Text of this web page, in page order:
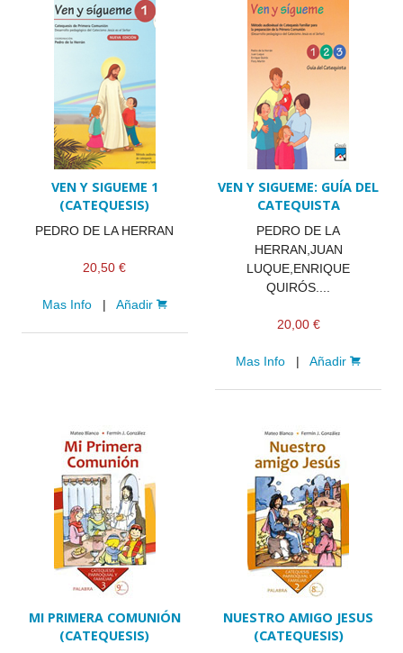
VEN Y SIGUEME 1
(CATEQUESIS)
PEDRO DE LA HERRAN
20,50 €
Mas Info| Añadir
VEN Y SIGUEME: GUÍA DEL
CATEQUISTA
PEDRO DE LA
HERRAN,JUAN
LUQUE,ENRIQUE
QUIRÓS....
20,00 €
Mas Info |Añadir
MI PRIMERA COMUNIÓN
(CATEQUESIS)
NUESTRO AMIGO JESUS
(CATEQUESIS)